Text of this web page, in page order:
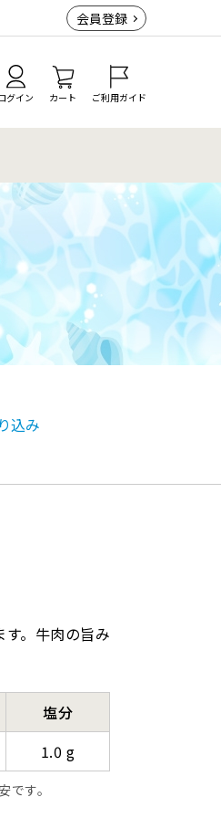
会員登録
グイン カート ご利用ガイド
込み
。牛肉の旨み
塩分
1.0 g
す。